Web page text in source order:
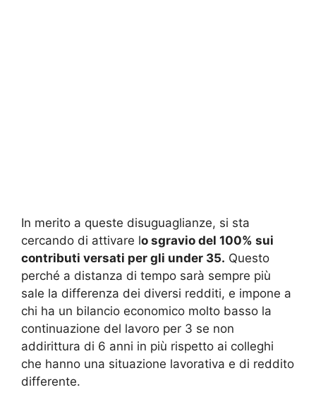
In merito a queste disuguaglianze, si sta
cercando di attivare lo sgravio del 100% sui
contributi versati per gli under 35. Questo
perché a distanza di tempo sarà sempre più
sale la differenza dei diversi redditi, e impone a
chi ha un bilancio economico molto basso la
continuazione del lavoro per 3 se non
addirittura di 6 anni in più rispetto ai colleghi
che hanno una situazione lavorativa e di reddito
differente.